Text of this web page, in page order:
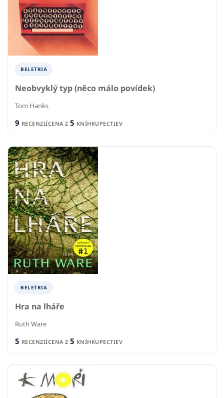
BELETRIA
Neobvyklý typ (něco málo povídek)
Tom Hanks
9 RECENZIÍCENA Z 5 KNÍHKUPECTIEV
BELETRIA
Hra na lháře
Ruth Ware
5 RECENZIÍCENA Z 5 KNÍHKUPECTIEV